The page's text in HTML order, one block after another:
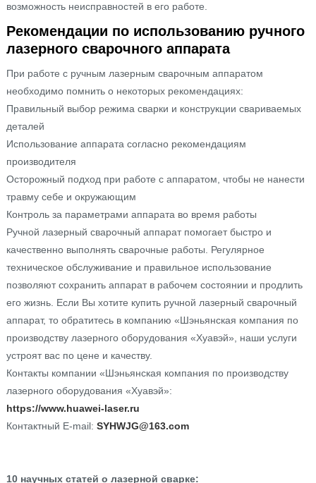
возможность неисправностей в его работе.
Рекомендации по использованию ручного
лазерного сварочного аппарата
При работе с ручным лазерным сварочным аппаратом
необходимо помнить о некоторых рекомендациях:
Правильный выбор режима сварки и конструкции свариваемых
деталей
Использование аппарата согласно рекомендациям
производителя
Осторожный подход при работе с аппаратом, чтобы не нанести
травму себе и окружающим
Контроль за параметрами аппарата во время работы
Ручной лазерный сварочный аппарат помогает быстро и
качественно выполнять сварочные работы. Регулярное
техническое обслуживание и правильное использование
позволяют сохранить аппарат в рабочем состоянии и продлить
его жизнь. Если Вы хотите купить ручной лазерный сварочный
аппарат, то обратитесь в компанию «Шэньянская компания по
производству лазерного оборудования «Хуавэй», наши услуги
устроят вас по цене и качеству.
Контакты компании «Шэньянская компания по производству
лазерного оборудования «Хуавэй»:
https://www.huawei-laser.ru
Контактный E-mail: SYHWJG@163.com
10 научных статей о лазерной сварке: